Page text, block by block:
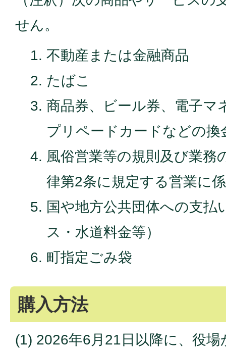
せん。
不動産または金融商品
たばこ
商品券、ビール券、電子マ
プリペードカードなどの換
風俗営業等の規則及び業務
律第2条に規定する営業に
国や地方公共団体への支払
ス・水道料金等）
町指定ごみ袋
購入方法
(1) 2026年6月21日以降に、役